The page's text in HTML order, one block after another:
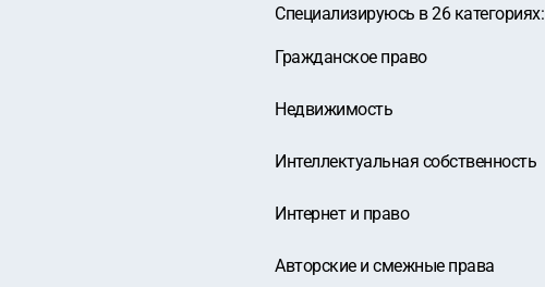
Специализируюсь в26 категориях:
Гражданское право
Недвижимость
Интеллектуальная собственность
Интернет и право
Авторские и смежные права